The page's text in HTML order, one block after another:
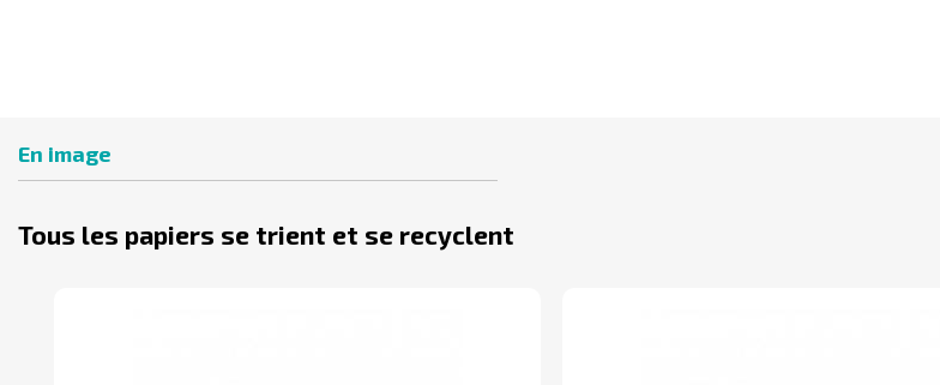
En image
Tous les papiers se trient et se recyclent